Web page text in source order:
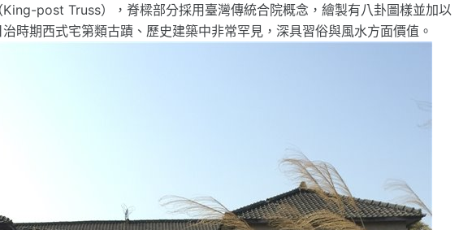
post Truss），脊樑部分採用臺灣傳統合院概念，繪製有八卦圖樣並加以
時期西式宅第類古蹟、歷史建築中非常罕見，深具習俗與風水方面價值。